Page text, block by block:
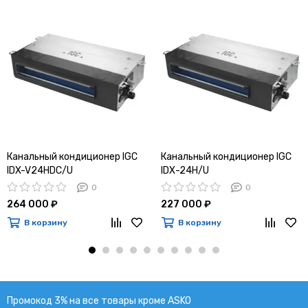
Канальный кондиционер IGC
IDX-V24HDC/U
0
264 000 ₽
В корзину
Канальный кондиционер IGC
IDХ-24H/U
0
227 000 ₽
В корзину
Промокод 3% на все товары кроме ASKO